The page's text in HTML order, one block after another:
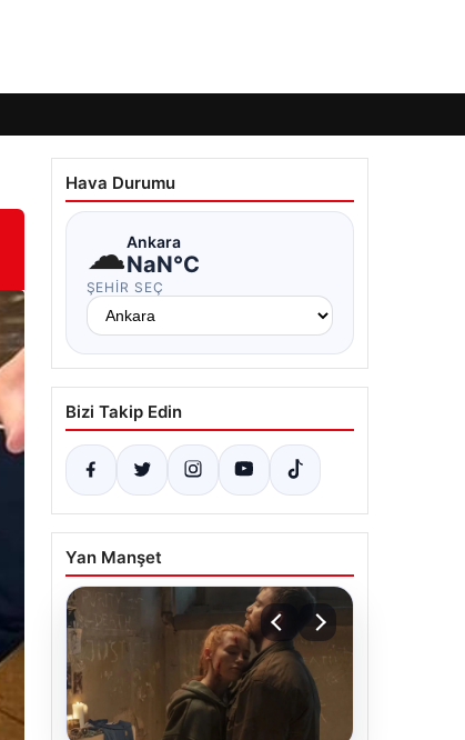
Hava Durumu
☁Ankara
NaN°C
ŞEHIR SEÇ
Bizi Takip Edin
Yan Manşet